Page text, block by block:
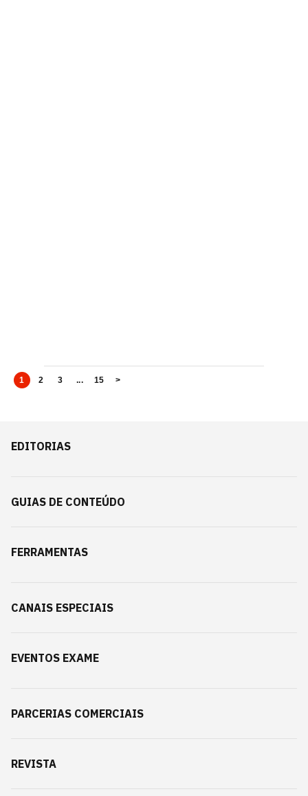
1 2 3 ... 15 >
EDITORIAS
GUIAS DE CONTEÚDO
FERRAMENTAS
CANAIS ESPECIAIS
EVENTOS EXAME
PARCERIAS COMERCIAIS
REVISTA